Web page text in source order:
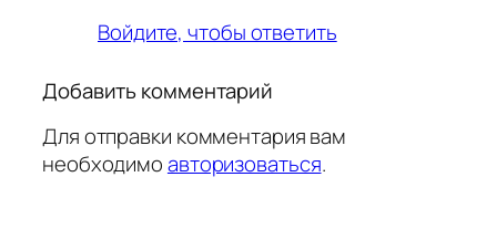
Войдите, чтобы ответить
Добавить комментарий
Для отправки комментария вам
необходимоавторизоваться.